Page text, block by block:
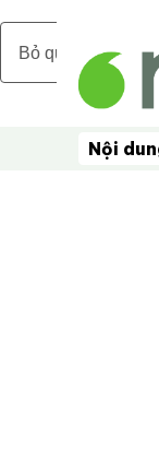
Bỏ qua nội dung
Nội
Nội